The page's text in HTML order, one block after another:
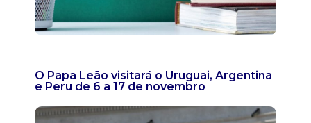
O Papa Leão visitará o Uruguai, Argentina
e Peru de 6 a 17 de novembro